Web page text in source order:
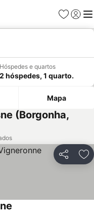
Favoritos
Iniciar
Hóspedes e quartos
2 hóspedes, 1 quarto.
Mapa
(Borgonha,
Partilhar